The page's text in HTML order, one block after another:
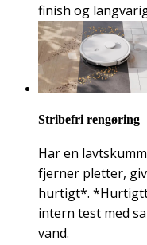
finish og
Stribefri rengøring
Har en
fjerner pletter,
hurtigt*.
intern test med
vand.